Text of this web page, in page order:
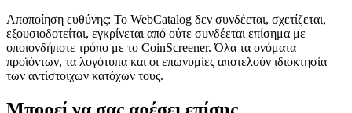
Αποποίηση ευθύνης: Το WebCatalog δεν συνδέεται, σχετίζεται,
εξουσιοδοτείται, εγκρίνεται από ούτε συνδέεται επίσημα με
οποιονδήποτε τρόπο με το CoinScreener. Όλα τα ονόματα
προϊόντων, τα λογότυπα και οι επωνυμίες αποτελούν ιδιοκτησία
των αντίστοιχων κατόχων τους.
Μπορεί να σας αρέσει επίσης